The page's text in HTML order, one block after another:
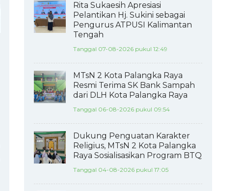
Rita Sukaesih Apresiasi
Pelantikan Hj. Sukini sebagai
Pengurus ATPUSI Kalimantan
Tengah
Tanggal 07-08-2026 pukul 12:49
MTsN 2 Kota Palangka Raya
Resmi Terima SK Bank Sampah
dari DLH Kota Palangka Raya
Tanggal 06-08-2026 pukul 09:54
Dukung Penguatan Karakter
Religius, MTsN 2 Kota Palangka
Raya Sosialisasikan Program BTQ
Tanggal 04-08-2026 pukul 17:05